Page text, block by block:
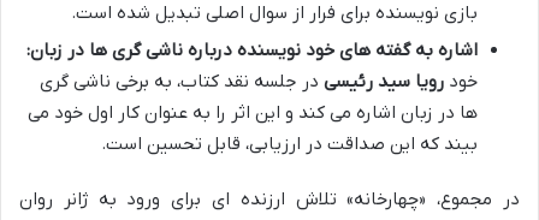
بازی نویسنده برای فرار از سوال اصلی تبدیل شده است.
اشاره به گفته های خود نویسنده درباره ناشی گری ها در زبان:
خود رویا سید رئیسی در جلسه نقد کتاب، به برخی ناشی گری
ها در زبان اشاره می کند و این اثر را به عنوان کار اول خود می
بیند که این صداقت در ارزیابی، قابل تحسین است.
در مجموع، «چهارخانه» تلاش ارزنده ای برای ورود به ژانر روان